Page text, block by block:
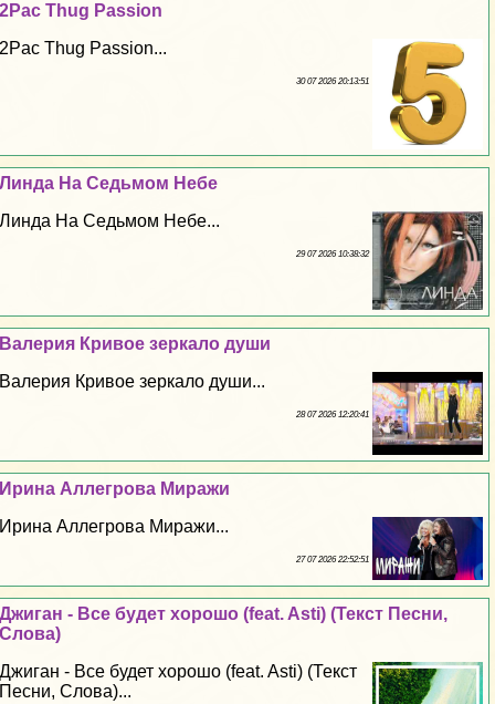
2Pac Thug Passion
2Pac Thug Passion...
30 07 2026 20:13:51
Линда На Седьмом Небе
Линда На Седьмом Небе...
29 07 2026 10:38:32
Валерия Кривое зеркало души
Валерия Кривое зеркало души...
28 07 2026 12:20:41
Ирина Аллегрова Миражи
Ирина Аллегрова Миражи...
27 07 2026 22:52:51
Джиган - Все будет хорошо (feat. Asti) (Текст Песни,
Слова)
Джиган - Все будет хорошо (feat. Asti) (Текст
Песни, Слова)...